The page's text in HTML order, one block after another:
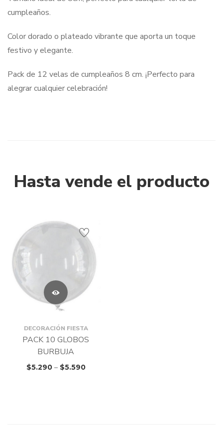
cumpleaños.
Color dorado o plateado vibrante que aporta un toque
festivo y elegante.
Pack de 12 velas de cumpleaños 8 cm. ¡Perfecto para
alegrar cualquier celebración!
Hasta vende el producto
DECORACIÓN FIESTA
PACK 10 GLOBOS
BURBUJA
$5.290– $5.590